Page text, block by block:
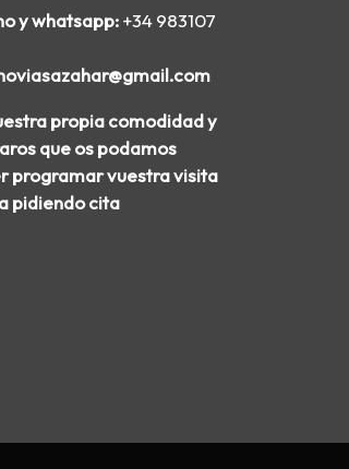
y whatsapp:+34 983107
propia comodidad y
que os podamos
programar vuestra visita
pidiendo cita